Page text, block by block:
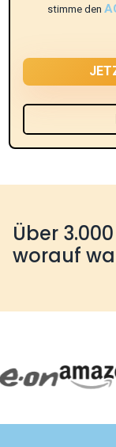
stimme den
Über
worauf